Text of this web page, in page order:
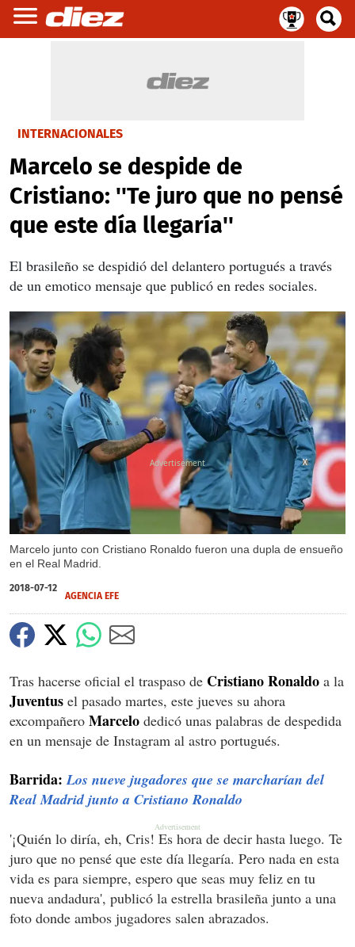
INTERNACIONALES
Marcelo se despide de
Cristiano: ''Te juro que no pensé
que este día llegaría''
El brasileño se despidió del delantero portugués a través
de un emotico mensaje que publicó en redes sociales.
Marcelo junto con Cristiano Ronaldo fueron una dupla de ensueño
en el Real Madrid.
X
X
2018-07-12
AGENCIA EFE
Tras hacerse oficial el traspaso de Cristiano Ronaldo a la
Juventus el pasado martes, este jueves su ahora
excompañero Marcelo dedicó unas palabras de despedida
en un mensaje de Instagram al astro portugués.
Barrida:Los nueve jugadores que se marcharían del
Real Madrid junto a Cristiano Ronaldo
'¡Quién lo diría, eh, Cris! Es hora de decir hasta luego. Te
juro que no pensé que este día llegaría. Pero nada en esta
vida es para siempre, espero que seas muy feliz en tu
nueva andadura', publicó la estrella brasileña junto a una
foto donde ambos jugadores salen abrazados.